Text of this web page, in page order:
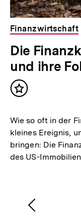
Finanzwirtschaft
Die
und ihre
Inhalt
Wie so oft in der
kleines Ereignis,
bringen: Die
des US-